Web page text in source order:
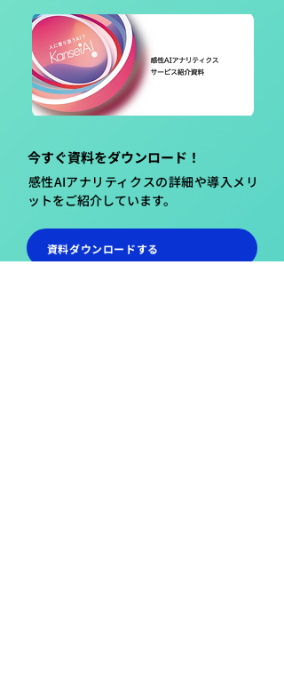
今すぐ資料をダウンロード！
​感性AIアナリティクスの詳細や導入メリ
ットをご紹介しています。
資料ダウンロードする